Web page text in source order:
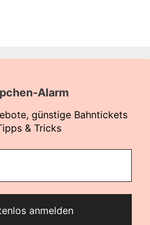
Alarm
günstige Bahntickets
& Tricks